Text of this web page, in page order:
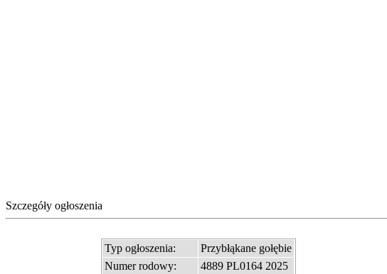
Szczegóły ogłoszenia
Typ ogłoszenia:
Przybłąkane gołębie
Numer rodowy:
4889 PL0164 2025